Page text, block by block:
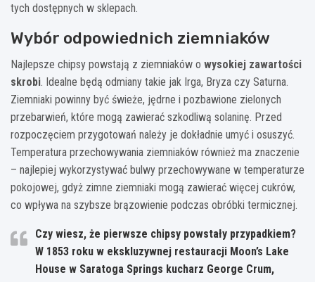
tych dostępnych w sklepach.
Wybór odpowiednich ziemniaków
Najlepsze chipsy powstają z ziemniaków o wysokiej zawartości
skrobi. Idealne będą odmiany takie jak Irga, Bryza czy Saturna.
Ziemniaki powinny być świeże, jędrne i pozbawione zielonych
przebarwień, które mogą zawierać szkodliwą solaninę. Przed
rozpoczęciem przygotowań należy je dokładnie umyć i osuszyć.
Temperatura przechowywania ziemniaków również ma znaczenie
– najlepiej wykorzystywać bulwy przechowywane w temperaturze
pokojowej, gdyż zimne ziemniaki mogą zawierać więcej cukrów,
co wpływa na szybsze brązowienie podczas obróbki termicznej.
Czy wiesz, że pierwsze chipsy powstały przypadkiem?
W 1853 roku w ekskluzywnej restauracji Moon’s Lake
House w Saratoga Springs kucharz George Crum,